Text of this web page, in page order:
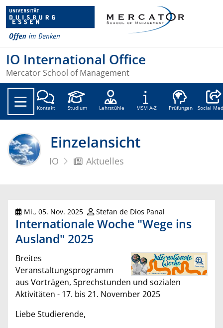
IO International Office
Mercator School of Management
Kontakt Studium Lehrstühle MSM A-Z Prüfungen Social
Einzelansicht
IO Aktuelles
Mi., 05. Nov. 2025 Stefan de Dios Panal
Internationale Woche "Wege ins
Ausland" 2025
Breites
Veranstaltungsprogramm
aus Vorträgen, Sprechstunden und sozialen
Aktivitäten - 17. bis 21. November 2025
Liebe Studierende,